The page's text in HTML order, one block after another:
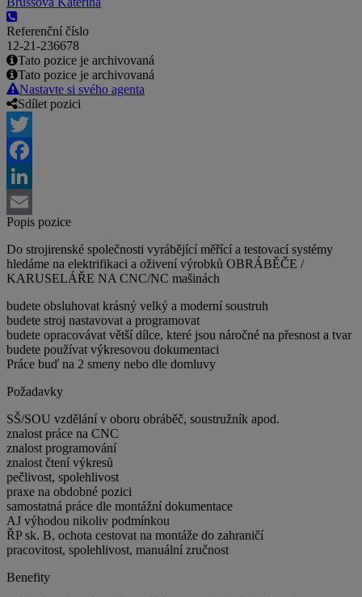
Referenční číslo
12-21-236678
Tato pozice je archivovaná
Tato pozice je archivovaná
Nastavte si svého agenta
Sdílet pozici
Twitter
Facebook
LinkedIn
Email
Popis pozice
Do strojirenské společnosti vyrábějící měřící a testovací systémy
hledáme na elektrifikaci a oživení výrobků OBRÁBĚČE /
KARUSELÁŘE NA CNC/NC mašinách
budete obsluhovat krásný velký a moderní soustruh
budete stroj nastavovat a programovat
budete opracovávat větší dílce, které jsou náročné na přesnost a tvar
budete používat výkresovou dokumentaci
Práce buď na 2 smeny nebo dle domluvy
Požadavky
SŠ/SOU vzdělání v oboru obráběč, soustružník apod.
znalost práce na CNC
znalost programování
znalost čtení výkresů
pečlivost, spolehlivost
praxe na obdobné pozici
samostatná práce dle montážní dokumentace
AJ výhodou nikoliv podmínkou
ŘP sk. B, ochota cestovat na montáže do zahraničí
pracovitost, spolehlivost, manuální zručnost
Benefity